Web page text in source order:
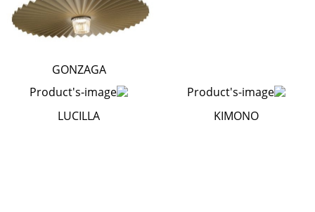
GONZAGA
KIMONO
LUCILLA